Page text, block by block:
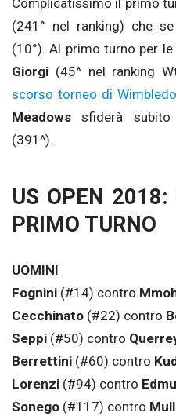
Complicatissimo il primo
(241° nel ranking) che
(10°). Al primo turno per
Giorgi (45^ nel ranking
scorso torneo di
Meadows sfiderà
(391^).
US OPEN
PRIMO TURNO
UOMINI
Fognini (#14) contro
Cecchinato (#22) contro
Seppi (#50) contro
Berrettini (#60) contro
Lorenzi (#94) contro
Sonego (#117) contro